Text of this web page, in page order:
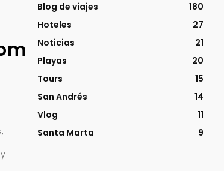
Blog de viajes
180
Hoteles
27
Noticias
21
Playas
20
Tours
15
San Andrés
14
Vlog
11
Santa Marta
9